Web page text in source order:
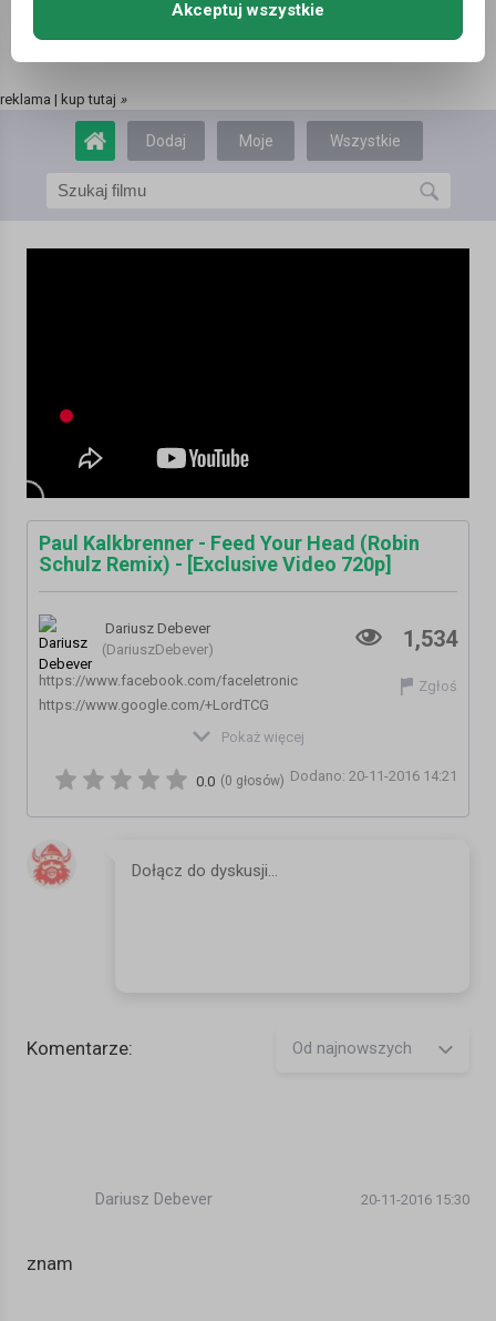
reklama | kup tutaj »
Dodaj Moje Wszystkie
Paul Kalkbrenner - Feed Your Head (Robin
Schulz Remix) - [Exclusive Video 720p]
Dariusz Debever
(DariuszDebever)
1,534
Zgłoś
https://www.facebook.com/faceletronic
https://www.google.com/+LordTCG
Feed your head
Feed your head
Pokaż więcej
Dodano: 20-11-2016 14:21
(0 głosów)
0.0
Komentarze: Od najnowszych
Dariusz Debever 20-11-2016 15:30
znam
Akceptuj wszystkie